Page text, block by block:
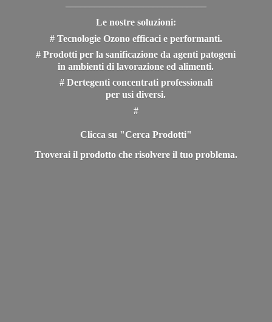
Le nostre soluzioni:
# Tecnologie Ozono efficaci e performanti.
# Prodotti per la sanificazione da agenti patogeni
in ambienti di lavorazione ed alimenti.
# Dertegenti concentrati professionali
per usi diversi.
#
Clicca su "Cerca Prodotti"
Troverai il prodotto che risolvere il tuo problema.